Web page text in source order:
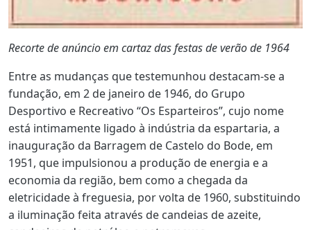
Recorte de anúncio em cartaz das festas de verão de 1964
Entre as mudanças que testemunhou destacam-se a
fundação, em 2 de janeiro de 1946, do Grupo
Desportivo e Recreativo “Os Esparteiros”, cujo nome
está intimamente ligado à indústria da espartaria, a
inauguração da Barragem de Castelo do Bode, em
1951, que impulsionou a produção de energia e a
economia da região, bem como a chegada da
eletricidade à freguesia, por volta de 1960, substituindo
a iluminação feita através de candeias de azeite,